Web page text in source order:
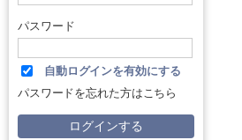
パスワード
自動ログインを有効にする
パスワードを忘れた方はこちら